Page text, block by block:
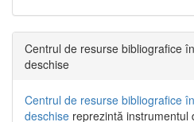
Centrul de resurse bibliografice
deschise
Centrul de resurse bibliografice
deschise reprezintă instrumentul